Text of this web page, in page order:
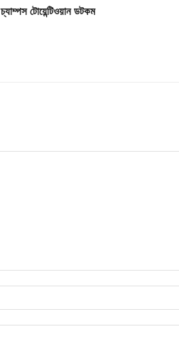
চ্যাম্পস টোয়েন্টিওয়ান ডটকম